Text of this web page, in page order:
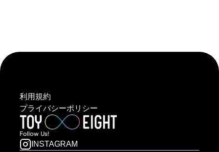
Follow  Us!
INSTAGRAM
利用規約
プライバシーポリシー